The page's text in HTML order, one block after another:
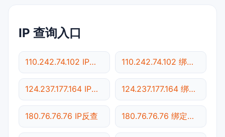
IP 查询入口
110.242.74.102 IP反查 110.242.74.102 绑定域名
124.237.177.164 IP反查 124.237.177.164 绑定域名
180.76.76.76 IP反查 180.76.76.76 绑定域名